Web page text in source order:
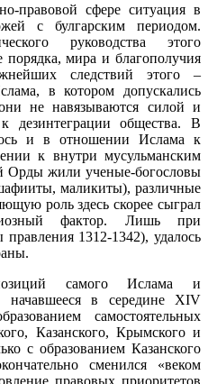
правовой сфере ситуация в
с булгарским периодом.
руководства этого
порядка, мира и благополучия
следствий этого –
в котором допускались
не навязываются силой и
дезинтеграции общества. В
и в отношении Ислама к
к внутри мусульманским
Орды жили ученые-богословы
маликиты), различные
роль здесь скорее сыграл
фактор. Лишь при
1312-1342), удалось
самого Ислама и
начавшееся в середине XIV
самостоятельных
Казанского, Крымского и
с образованием Казанского
сменился «веком
правовых приоритетов